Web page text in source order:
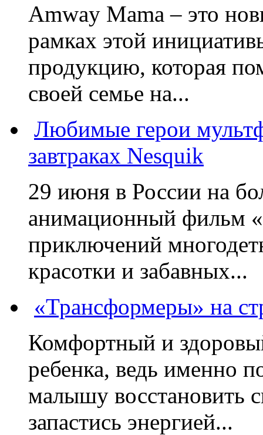
Amway Mama – это
рамках этой
продукцию, которая
своей семье на...
Любимые герои
завтраках Nesquik
29 июня в России на
анимационный фильм
приключений
красотки и забавных...
«Трансформеры» на
Комфортный и
ребенка, ведь именно
малышу восстановить
запастись энергией...